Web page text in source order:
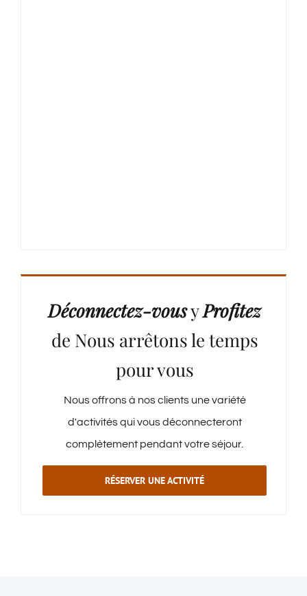
Déconnectez-vousyProfitez
de Nous arrêtons le temps
pour vous
Nous offrons à nos clients une variété
d'activités qui vous déconnecteront
complètement pendant votre séjour.
RÉSERVER UNE ACTIVITÉ